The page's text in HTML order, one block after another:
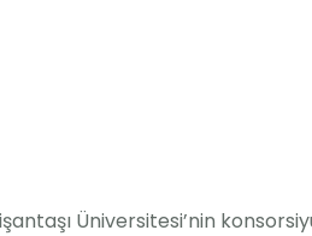
Üniversitesi’nin